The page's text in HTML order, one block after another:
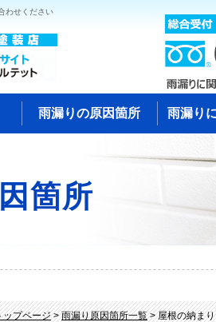
わせください
雨漏りの原因箇所 雨漏り
箇所
ップページ>雨漏り原因箇所一覧> 屋根の納ま